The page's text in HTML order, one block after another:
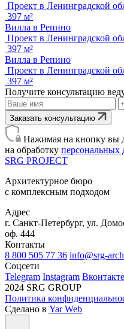
Проект в Ленинградской
397 м²
Вилла в Репино
Проект в Ленинградской
397 м²
Вилла в Репино
Проект в Ленинградской
397 м²
Получите консультацию
Заказать консультацию
Нажимая на кнопку вы
на обработку персональных
SRG PROJECT
Архитектурное бюро
с комплексным подходом
Адрес
г. Санкт-Петербург, ул.
оф. 444
Контакты
8 800 505 77 36 info@srg-
Соцсети
Telegram Instagram Вконтакте
2024 SRG GROUP
Политика
Сделано в Yar Web